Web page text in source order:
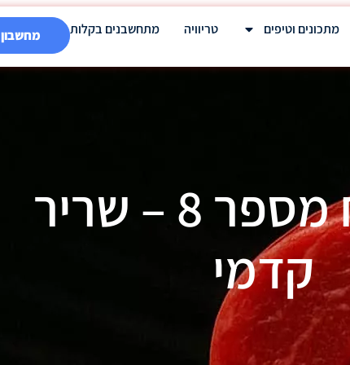
מתכונים וטיפים טריוויה מתחשבנים בקלות מחשבון
נתח מספר 8 – שריר
קדמי